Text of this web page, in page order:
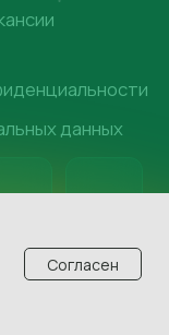
Согласен